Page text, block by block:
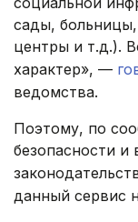
сады,
центры и т.д.).
характер», —
ведомства.
Поэтому, по
безопасности и
данный сервис